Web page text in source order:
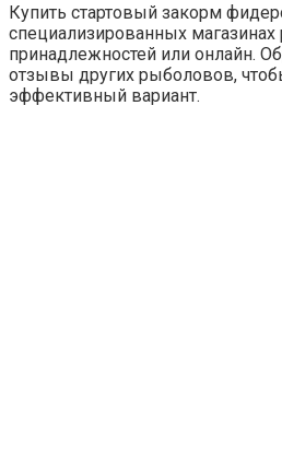
Купить стартовый закорм
специализированных
принадлежностей или онлайн.
отзывы других рыболовов,
эффективный вариант.